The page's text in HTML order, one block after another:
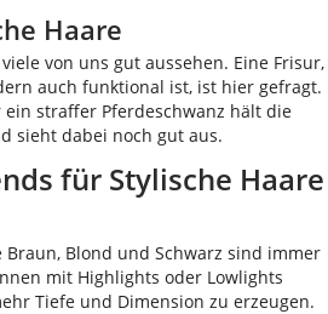
Haare
von uns gut aussehen. Eine Frisur,
auch funktional ist, ist hier gefragt.
ein straffer Pferdeschwanz hält die
sieht dabei noch gut aus.
für Stylische Haare
Blond und Schwarz sind immer
mit Highlights oder Lowlights
Tiefe und Dimension zu erzeugen.